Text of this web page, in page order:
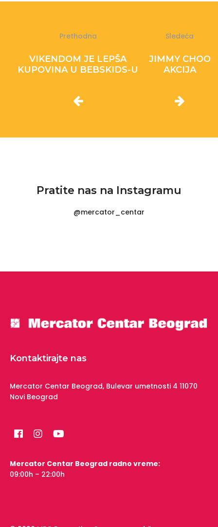
Prethodna
VIKENDOM JE LEPŠA
KUPOVINA U BEBSKIDS-U
Sledeća
JIMMY CHOO
AKCIJA
Pratite nas na Instagramu
@mercator_centar
Kontaktirajte nas
Mercator Centar Beograd, Bulevar umetnosti 4 11070
Novi Beograd
Mercator Centar Beograd radno vreme:
09:00h – 22:00h